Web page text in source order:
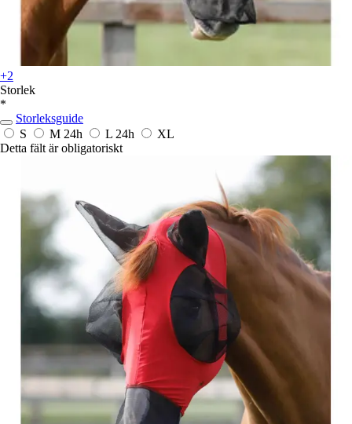
+2
Storlek
*
Storleksguide
S
M 24h L 24h
XL
Detta fält är obligatoriskt